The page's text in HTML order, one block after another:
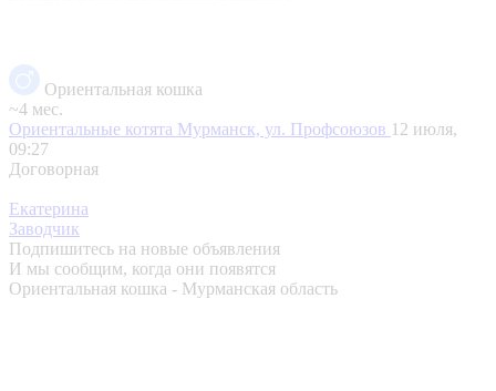
Ориентальная кошка
~4 мес.
Ориентальные котята Мурманск, ул. Профсоюзов 12 июля,
09:27
Договорная
Екатерина
Заводчик
Подпишитесь на новые объявления
И мы сообщим, когда они появятся
Ориентальная кошка - Мурманская область